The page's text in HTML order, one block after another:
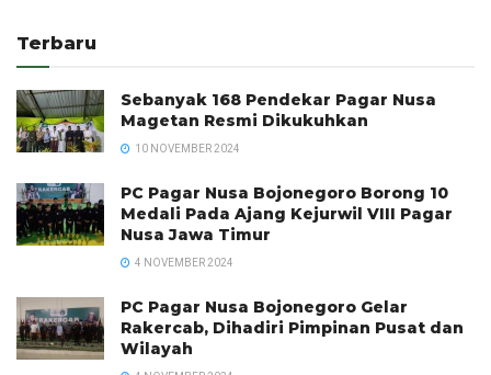
Terbaru
Sebanyak 168 Pendekar Pagar Nusa
Magetan Resmi Dikukuhkan
10 NOVEMBER 2024
PC Pagar Nusa Bojonegoro Borong 10
Medali Pada Ajang Kejurwil VIII Pagar
Nusa Jawa Timur
4 NOVEMBER 2024
PC Pagar Nusa Bojonegoro Gelar
Rakercab, Dihadiri Pimpinan Pusat dan
Wilayah